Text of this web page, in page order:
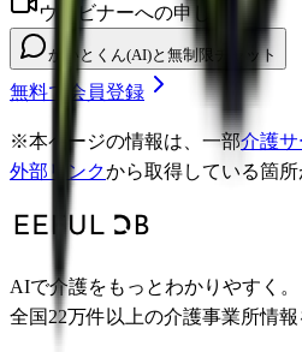
ウェビナーへの申し込み
かいとくん(AI)と無制限チャット
無料で会員登録
※本ページの情報は、一部介護
外部リンクから取得している箇所
AIで介護をもっとわかりやすく。
全国22万件以上の介護事業所情報